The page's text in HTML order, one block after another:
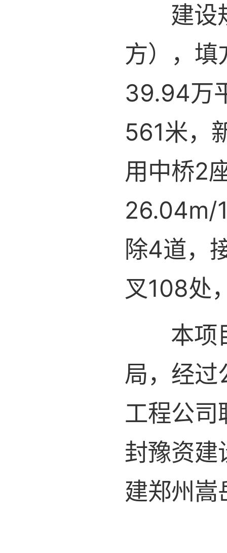
建设规
方），
39.94万
561米，
用中桥2
26.04m/
除4道，
叉108处
本项目
局，经过
工程公司
封豫资建
建郑州嵩